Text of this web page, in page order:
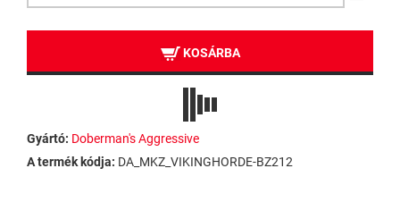
KOSÁRBA
Gyártó: Doberman's Aggressive
A termék kódja: DA_MKZ_VIKINGHORDE-BZ212